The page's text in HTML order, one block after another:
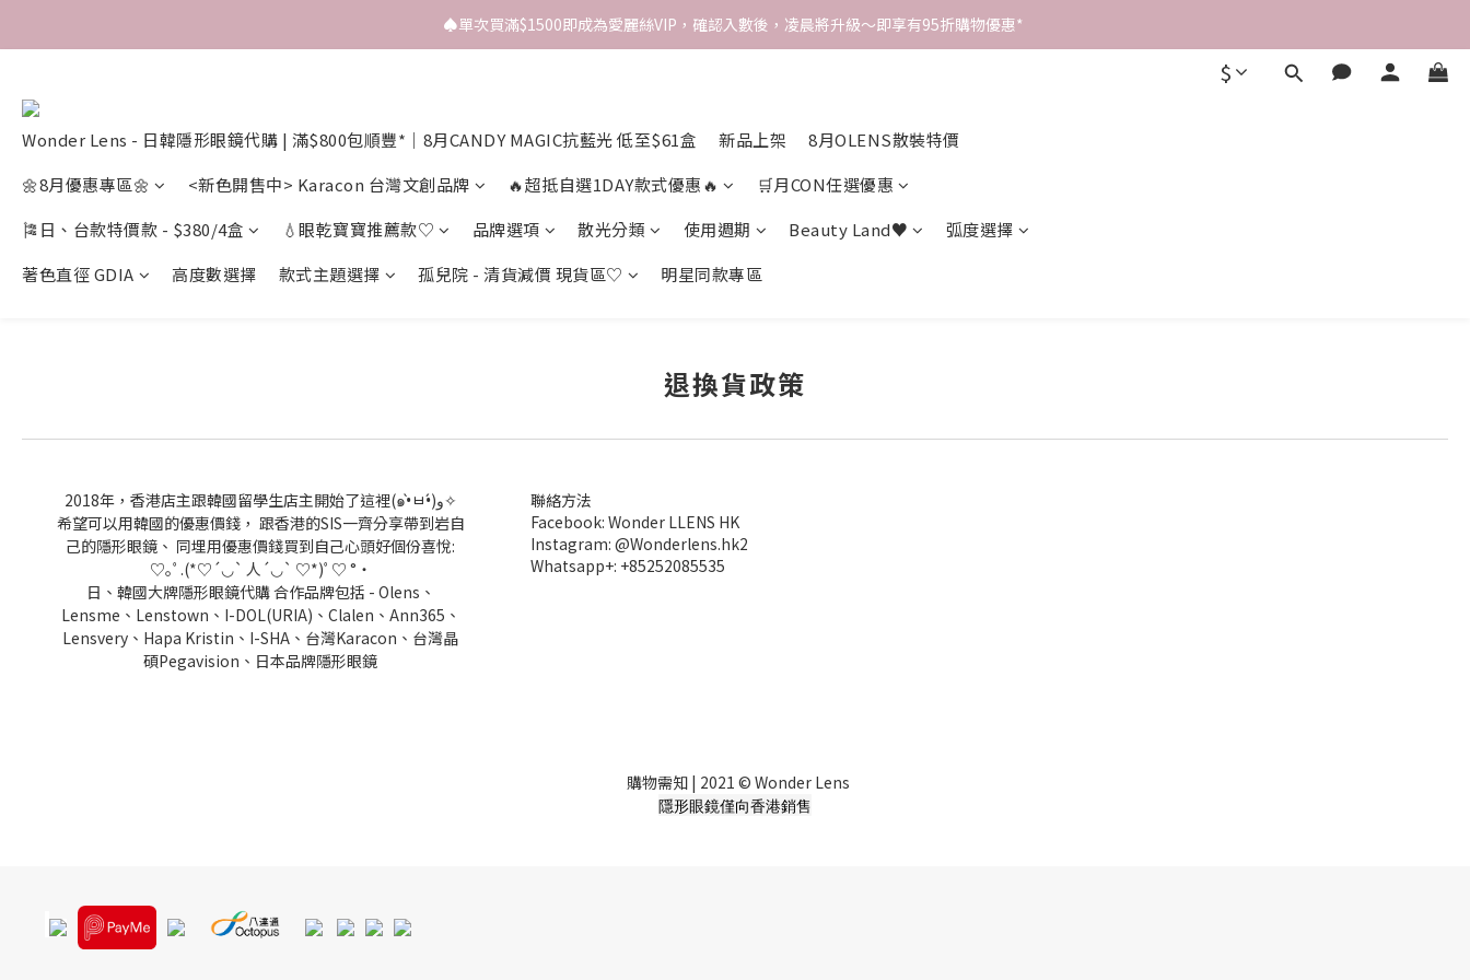
♠️單次買滿$1500即成為愛麗絲VIP，確認入數後，凌晨將升級～即享有95折購物優惠*
$
Wonder Lens - 日韓隱形眼鏡代購 | 滿$800包順豐*｜8月CANDY MAGIC抗藍光 低至$61盒 新品上架
8月OLENS散裝特價
🌼8月優惠專區🌼
<新色開售中> Karacon 台灣文創品牌 🔥超抵自選1DAY款式優惠🔥
🛒月CON任選優惠
🎏日、台款特價款 - $380/4盒
💧眼乾寶寶推薦款♡ 品牌選項 散光分類 使用週期 Beauty Land♥
弧度選擇
著色直徑 GDIA
高度數選擇 款式主題選擇 孤兒院 - 清貨減價 現貨區♡ 明星同款專區
退換貨政策
2018年，香港店主跟韓國留學生店主開始了這裡(๑•̀ㅂ•́)و✧
希望可以用韓國的優惠價錢， 跟香港的SIS一齊分享帶到岩自
己的隱形眼鏡、 同埋用優惠價錢買到自己心頭好個份喜悅:
♡｡ﾟ.(*♡´◡` 人´◡` ♡*)ﾟ♡ °・
日、韓國大牌隱形眼鏡代購 合作品牌包括 - Olens、
Lensme、Lenstown、I-DOL(URIA)、Clalen、Ann365、
Lensvery、Hapa Kristin、I-SHA、台灣Karacon、台灣晶
碩Pegavision、日本品牌隱形眼鏡
聯絡方法
Facebook: Wonder LLENS HK
Instagram: @Wonderlens.hk2
Whatsapp+: +85252085535
購物需知 | 2021 © Wonder Lens
隱形眼鏡僅向香港銷售